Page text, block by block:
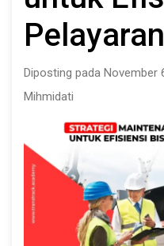
Pelayaran
Diposting pada November
Mihmidati